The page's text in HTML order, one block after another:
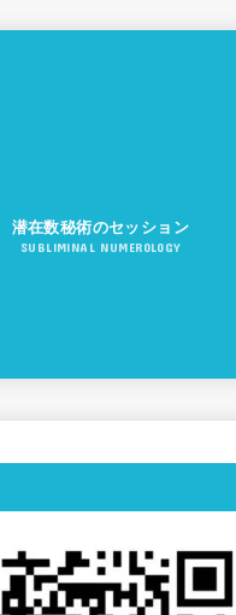
潜在数秘術のセッション
SUBLIMINAL NUMEROLOGY